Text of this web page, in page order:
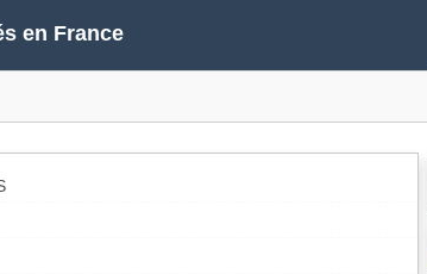
en France